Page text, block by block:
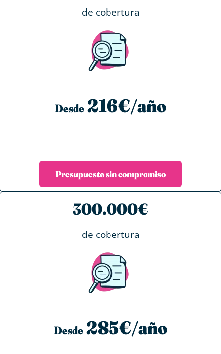
de cobertura
Desde 216€/año
Presupuesto sin compromiso
300.000€
de cobertura
Desde 285€/año